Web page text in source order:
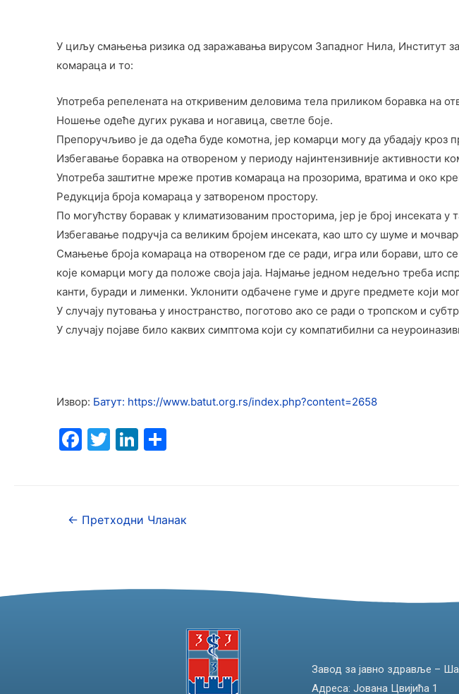
У циљу смањења ризика од заражавања вирусом Западног Нила, Институт
комараца и то:
Употреба репелената на откривеним деловима тела приликом боравка на
Ношење одеће дугих рукава и ногавица, светле боје.
Препоручљиво је да одећа буде комотна, јер комарци могу да убадају кроз
Избегавање боравка на отвореном у периоду најинтензивније активности
Употреба заштитне мреже против комараца на прозорима, вратима и око
Редукција броја комараца у затвореном простору.
По могућству боравак у климатизованим просторима, јер је број инсеката
Избегавање подручја са великим бројем инсеката, као што су шуме и
Смањење броја комараца на отвореном где се ради, игра или борави, што
које комарци могу да положе своја јаја. Најмање једном недељно треба
канти, буради и лименки. Уклонити одбачене гуме и друге предмете који
У случају путовања у иностранство, поготово ако се ради о тропском и
У случају појаве било каквих симптома који су компатибилни са
Извор: Батут: https://www.batut.org.rs/index.php?content=2658
F
b
k
T Li
dI
S
← Претходни Чланак
Завод за јавно здравље –
Адреса: Јована Цвијића 1